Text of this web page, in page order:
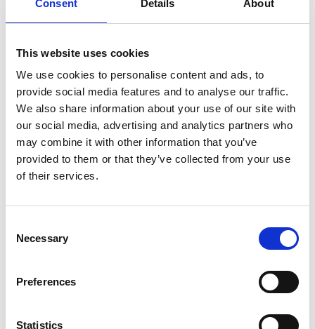
Consent Details About
This website uses cookies
We use cookies to personalise content and ads, to
provide social media features and to analyse our traffic.
We also share information about your use of our site with
our social media, advertising and analytics partners who
may combine it with other information that you’ve
provided to them or that they’ve collected from your use
of their services.
Selection
Necessary
Preferences
Statistics
Panoramadak Head-Up Leer
Camera
Transmissie Automaat
Tellerstand 86.643 KM
Aantal versnellingen 8
Bouwjaar 23-12-2019
Brandstof
Kleur
Bekleding